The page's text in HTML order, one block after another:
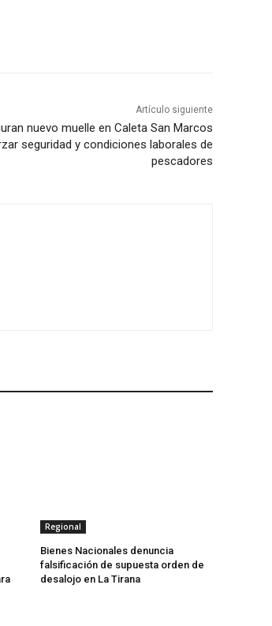
Artículo siguiente
nuevo muelle en Caleta San Marcos
seguridad y condiciones laborales de
pescadores
Regional
Bienes Nacionales denuncia
falsificación de supuesta orden de
desalojo en La Tirana